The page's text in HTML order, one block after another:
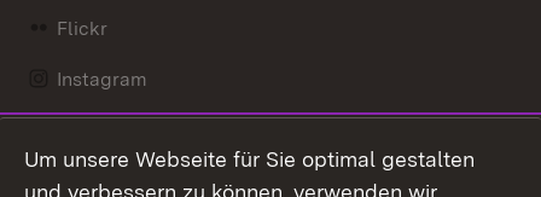
Flickr
Instagram
Mastodon
Um unsere Webseite für Sie optimal gestalten
und verbessern zu können, verwenden wir